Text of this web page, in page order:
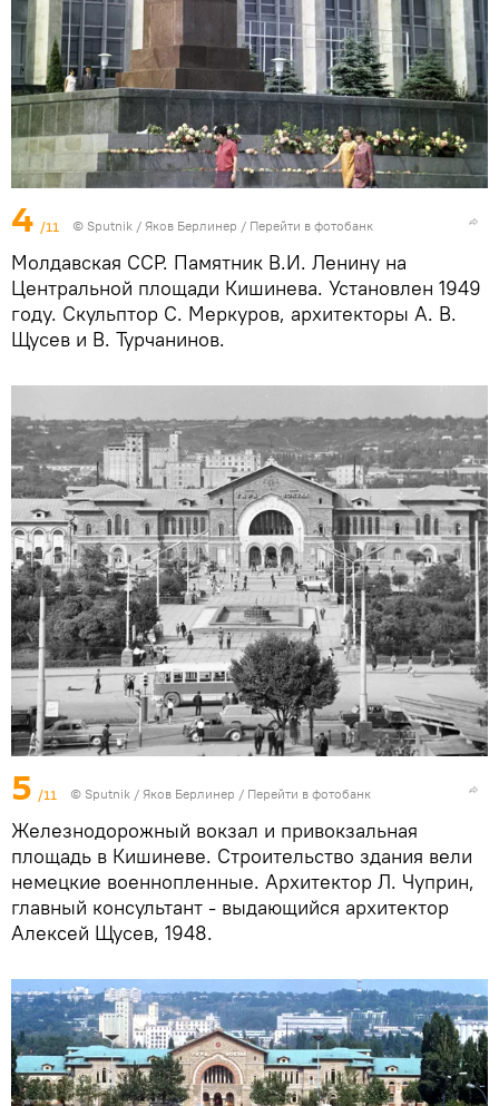
4 /11 © Sputnik / Яков Берлинер / Перейти в фотобанк
Молдавская ССР. Памятник В.И. Ленину на
Центральной площади Кишинева. Установлен 1949
году. Скульптор С. Меркуров, архитекторы А. В.
Щусев и В. Турчанинов.
5 /11 © Sputnik / Яков Берлинер / Перейти в фотобанк
Железнодорожный вокзал и привокзальная
площадь в Кишиневе. Строительство здания вели
немецкие военнопленные. Архитектор Л. Чуприн,
главный консультант - выдающийся архитектор
Алексей Щусев, 1948.